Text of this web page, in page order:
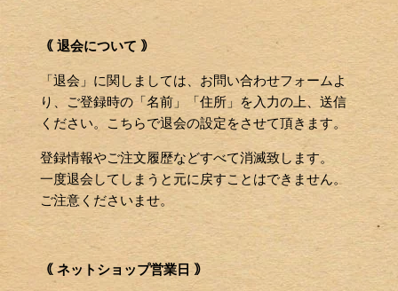
｟ 退会について ｠
「退会」に関しましては、お問い合わせフォームよ
り、ご登録時の「名前」「住所」を入力の上、送信
ください。こちらで退会の設定をさせて頂きます。
登録情報やご注文履歴などすべて消滅致します。
一度退会してしまうと元に戻すことはできません。
ご注意くださいませ。
｟ ネットショップ営業日 ｠